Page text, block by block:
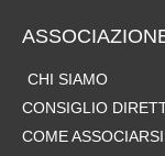
CHI SIAMO
CONSIGLIO
COME ASSOCIARSI